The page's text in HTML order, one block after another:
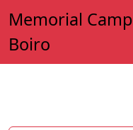
Memorial Camp
Boiro